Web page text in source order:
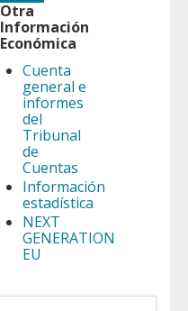
Otra
Información
Económica
Cuenta
general e
informes
del
Tribunal
de
Cuentas
Información
estadística
NEXT
GENERATION
EU